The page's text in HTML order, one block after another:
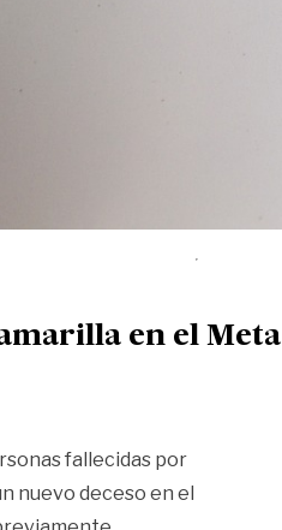
en el Meta
fallecidas por
nuevo deceso en el